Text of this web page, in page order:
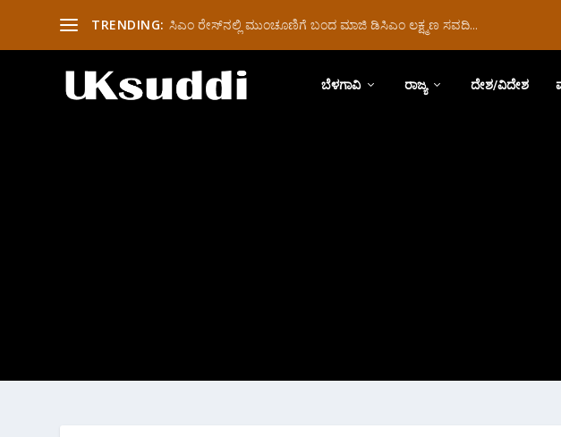
TRENDING: ಸಿಎಂ ರೇಸ್‌ನಲ್ಲಿ ಮುಂಚೂಣಿಗೆ ಬಂದ ಮಾಜಿ ಡಿಸಿಎಂ ಲಕ್ಷ್ಮಣ ಸವದಿ...
ಬೆಳಗಾವಿ ರಾಜ್ಯ ದೇಶ/ವಿದೇಶ